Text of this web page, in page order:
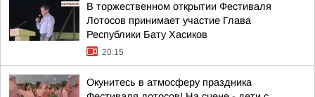
В торжественном открытии Фестиваля
Лотосов принимает участие Глава
Республики Бату Хасиков
20:15
Окунитесь в атмосферу праздника